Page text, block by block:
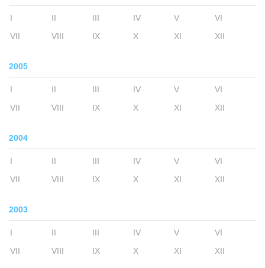
I II III IV V
VI
VII
VIII IX X XI XII
2005
I II III IV V
VI
VII
VIII IX X XI XII
2004
I II III IV V
VI
VII
VIII IX X XI XII
2003
I II III IV V
VI
VII
VIII IX X XI XII